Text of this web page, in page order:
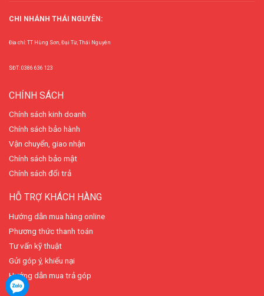
CHI NHÁNH THÁI NGUYÊN:
Địa chỉ: TT Hùng Sơn, Đại Từ, Thái Nguyên
SĐT: 0386 636 123
CHÍNH SÁCH
Chính sách kinh doanh
Chính sách bảo hành
Vận chuyển, giao nhận
Chính sách bảo mật
Chính sách đổi trả
HỖ TRỢ KHÁCH HÀNG
Hướng dẫn mua hàng online
Phương thức thanh toán
Tư vấn kỹ thuật
Gửi góp ý, khiếu nại
Hướng dẫn mua trả góp